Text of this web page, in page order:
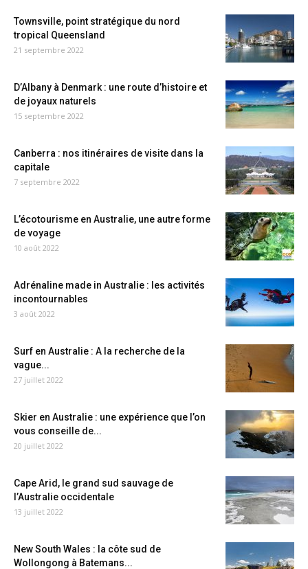
Townsville, point stratégique du nord
tropical Queensland
21 septembre 2022
D’Albany à Denmark : une route d’histoire et
de joyaux naturels
15 septembre 2022
Canberra : nos itinéraires de visite dans la
capitale
7 septembre 2022
L’écotourisme en Australie, une autre forme
de voyage
10 août 2022
Adrénaline made in Australie : les activités
incontournables
3 août 2022
Surf en Australie : A la recherche de la
vague...
27 juillet 2022
Skier en Australie : une expérience que l’on
vous conseille de...
20 juillet 2022
Cape Arid, le grand sud sauvage de
l’Australie occidentale
13 juillet 2022
New South Wales : la côte sud de
Wollongong à Batemans...